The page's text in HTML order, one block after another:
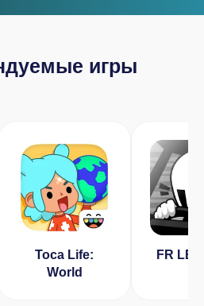
игры
Toca Life:
World
FR